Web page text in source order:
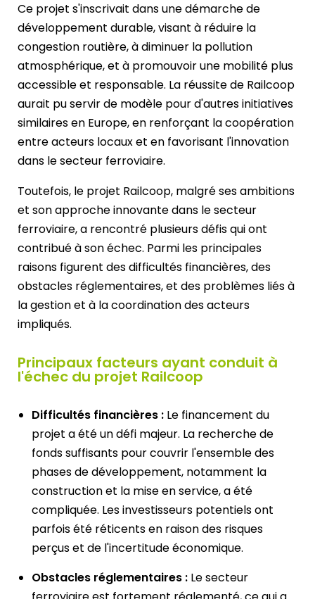
Ce projet s'inscrivait dans une démarche de
développement durable, visant à réduire la
congestion routière, à diminuer la pollution
atmosphérique, et à promouvoir une mobilité plus
accessible et responsable. La réussite de Railcoop
aurait pu servir de modèle pour d'autres initiatives
similaires en Europe, en renforçant la coopération
entre acteurs locaux et en favorisant l'innovation
dans le secteur ferroviaire.
Toutefois, le projet Railcoop, malgré ses ambitions
et son approche innovante dans le secteur
ferroviaire, a rencontré plusieurs défis qui ont
contribué à son échec. Parmi les principales
raisons figurent des difficultés financières, des
obstacles réglementaires, et des problèmes liés à
la gestion et à la coordination des acteurs
impliqués.
Principaux facteurs ayant conduit à
l'échec du projet Railcoop
Difficultés financières : Le financement du
projet a été un défi majeur. La recherche de
fonds suffisants pour couvrir l'ensemble des
phases de développement, notamment la
construction et la mise en service, a été
compliquée. Les investisseurs potentiels ont
parfois été réticents en raison des risques
perçus et de l'incertitude économique.
Obstacles réglementaires : Le secteur